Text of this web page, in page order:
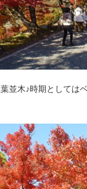
並木♪時期としては